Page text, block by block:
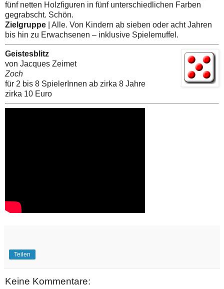
fünf netten Holzfiguren in fünf unterschiedlichen Farben
gegrabscht. Schön.
Zielgruppe | Alle. Von Kindern ab sieben oder acht Jahren
bis hin zu Erwachsenen – inklusive Spielemuffel.
Geistesblitz
von Jacques Zeimet
Zoch
für 2 bis 8 SpielerInnen ab zirka 8 Jahre
zirka 10 Euro
Teilen
Keine Kommentare: